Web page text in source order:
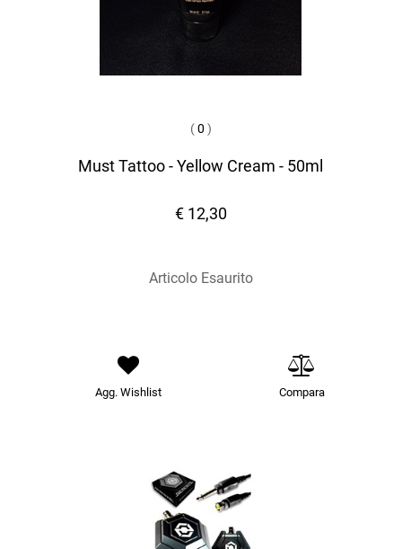
(0 )
Must Tattoo - Yellow Cream - 50ml
€ 12,30
Articolo Esaurito
Agg. Wishlist Compara